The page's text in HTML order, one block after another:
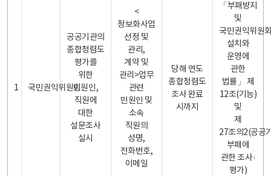
1 국민권익위원회
공공기관의
종합청렴도
평가를
위한
민원인,
직원에
대한
설문조사
실시
<
정보화사업
선정 및
관리,
계약 및
관리>업무
관련
민원인 및
소속
직원의
성명,
전화번호,
이메일
당해 연도
종합청렴도
조사 완료
시까지
「부패방지
및
국민권익위원
설치와
운영에
관한
법률」 제
12조(기능)
및
제
27조의2(공공
부패에
관한 조사·
평가)